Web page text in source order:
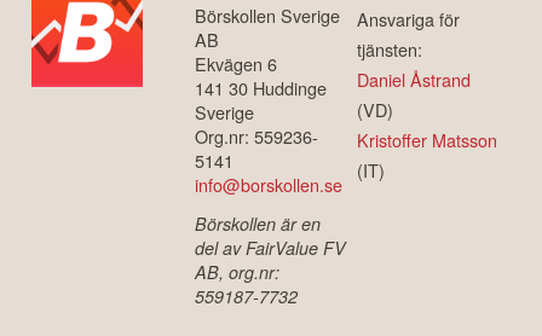
Börskollen Sverige
AB
Ekvägen 6
141 30 Huddinge
Sverige
Org.nr: 559236-
5141
info@borskollen.se
Börskollen är en
del av FairValue FV
AB, org.nr:
559187-7732
Ansvariga för
tjänsten:
Daniel Åstrand
(VD)
Kristoffer Matsson
(IT)